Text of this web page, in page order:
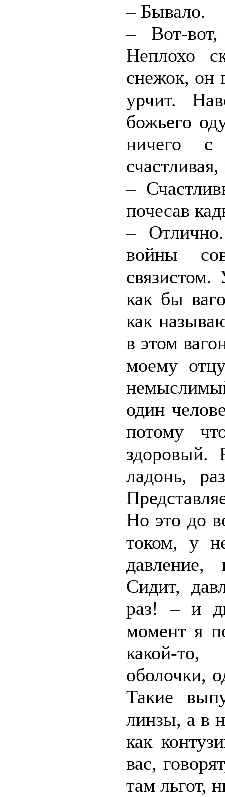
– Бывало.
– Вот-вот,
Неплохо
снежок, он
урчит.
божьего
ничего
–
почесав
–
войны
как бы
как
в этом
моему
один
потому
здоровый.
ладонь,
Но это до
током, у
Сидит,
раз! – и
момент я
какой-
оболочки,
Такие
линзы, а в
как
вас,
там льгот,